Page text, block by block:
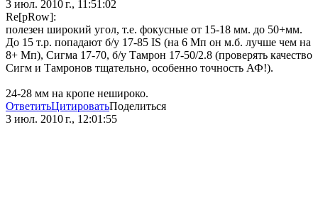
3 июл. 2010 г., 11:51:02
Re[pRow]:
полезен широкий угол, т.е. фокусные от 15-18 мм. до 50+мм.
До 15 т.р. попадают б/у 17-85 IS (на 6 Мп он м.б. лучше чем на
8+ Мп), Сигма 17-70, б/у Тамрон 17-50/2.8 (проверять качество
Сигм и Тамронов тщательно, особенно точность АФ!).
24-28 мм на кропе нешироко.
ОтветитьЦитироватьПоделиться
3 июл. 2010 г., 12:01:55